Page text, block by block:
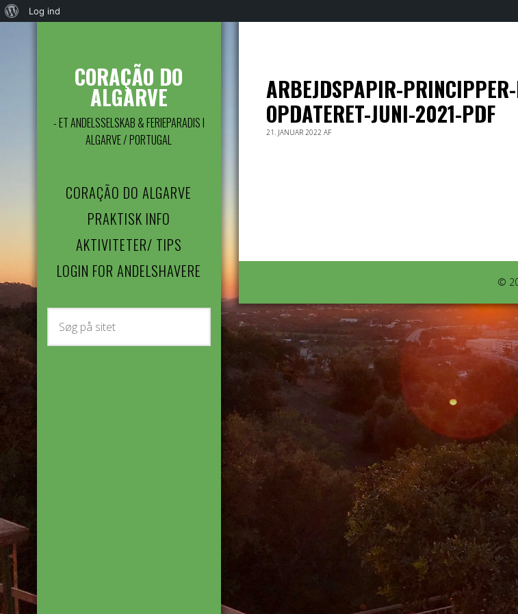
OmLog ind
CORAÇÃO DO
ALGARVE
- ET ANDELSSELSKAB & FERIEPARADIS I
ALGARVE / PORTUGAL
CORAÇÃO DO ALGARVE
PRAKTISK INFO
AKTIVITETER/ TIPS
LOGIN FOR ANDELSHAVERE
ARBEJDSPAPIR-
OPDATERET-JUNI-2021-PDF
21. JANUAR 2022 AF
©